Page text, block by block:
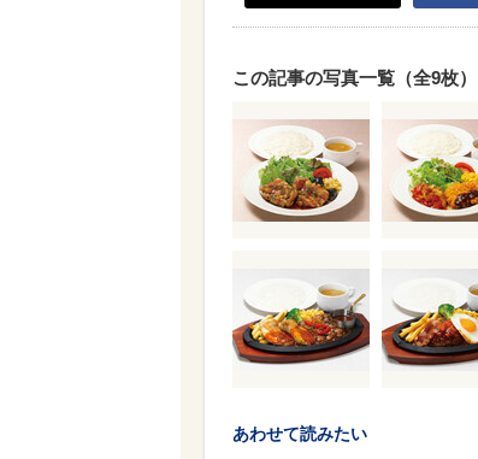
この記事の写真一覧（全9枚）
あわせて読みたい